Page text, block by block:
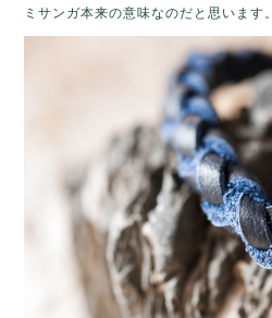
ミサンガ本来の意味なのだと思います。